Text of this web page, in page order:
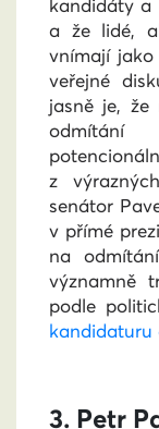
kandidáty a
a že lidé,
vnímají
veřejné
jasně je, že
odmítání
z
senátor
v přímé
na
významně
podle
kandidaturu
3. Petr